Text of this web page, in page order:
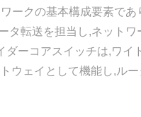
ークの基本構成要素であ
タ転送を担当し,ネットワ
ーコアスイッチは,ワイ
ウェイとして機能し,ル
処理するには,コアレイ